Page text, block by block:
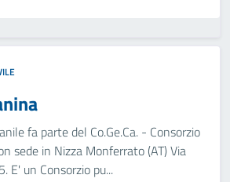
fa parte del Co.Ge.Ca. - Consorzio
sede in Nizza Monferrato (AT) Via
E' un Consorzio pu...